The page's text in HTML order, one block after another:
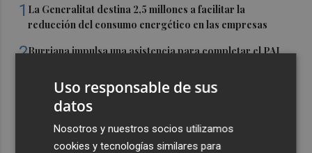
1 La Generalitat destina 2,5 millones a facilitar la
reducción del consumo energético en las empresas
2Burriana impulsa una asistencia para completar el PAI
de 15 años
Simó destaca el impulso del Gobierno al alquiler
asequible en Castelló frente "a los pisos de 200.000
euros de Carrasco"
Uso responsable de sus
datos
Nosotros y nuestros socios utilizamos
cookies y tecnologías similares para